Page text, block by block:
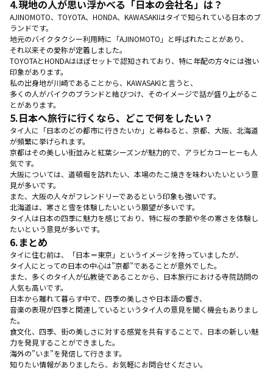
4.現地の人が思い浮かべる「日本の会社名」は？
AJINOMOTO、TOYOTA、HONDA、KAWASAKIはタイで知られている日本のブ
ランドです。
地元のバイクタクシー利用時に「AJINOMOTO」と呼ばれたことがあり、
それ以来その愛称が定着しました。
TOYOTAとHONDAはほぼセットで認知されており、特に年配の方々には強い
印象があります。
私の出身地が川崎であることから、KAWASAKIと言うと、
多くの人がバイクのブランドと結びつけ、そのイメージで話が盛り上がるこ
とがあります。
5.日本へ旅行に行くなら、どこで何をしたい？
タイ人に「日本のどの都市に行きたいか」と尋ねると、京都、大阪、北海道
が頻繁に挙げられます。
京都はその美しい街並みと紅葉シーズンが魅力的で、アラビカコーヒーも人
気です。
大阪については、道頓堀を訪れたい、本場のたこ焼きを味わいたいという意
見が多いです。
また、大阪の人々がフレンドリーであるという印象も強いです。
北海道は、寒さと雪を体験したいという願望が多いです。
タイ人は日本の四季に魅力を感じており、特に桜の季節や冬の寒さを体験し
たいという意見が多いです。
6.まとめ
タイに住む前は、「日本＝東京」というイメージを持っていましたが、
タイ人にとっての日本の中心は”京都”であることが意外でした。
また、多くのタイ人が仏教徒であることから、日本旅行における寺院訪問の
人気も高いです。
日本から離れて暮らす中で、四季の美しさや日本語の響き、
音楽の表現が四季と関連しているというタイ人の意見を聞く機会もありまし
た。
食文化、四季、街の美しさに対する感覚を共有することで、日本の新しい魅
力を発見することができました。
海外の”いま”を発信して行きます。
知りたい情報がありましたら、お気軽にお問合せください。